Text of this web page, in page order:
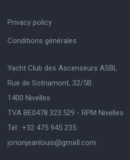
Privacy policy
Conditions générales
Yacht Club des Ascenseurs ASBL
Rue de Sotriamont, 32/5B
1400 Nivelles
TVA BE0478.323.529 - RPM Nivelles
Tél.: +32 475 945 235
jorionjeanlouis@gmaIl.com